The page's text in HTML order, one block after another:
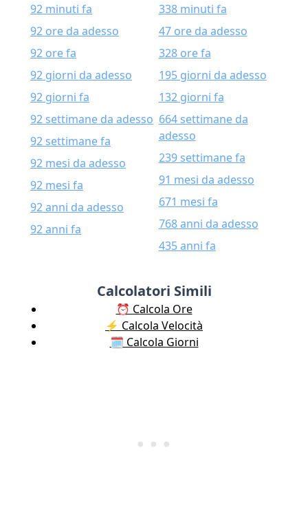
92 minuti fa
92 ore da adesso
92 ore fa
92 giorni da adesso
92 giorni fa
92 settimane da adesso
92 settimane fa
92 mesi da adesso
92 mesi fa
92 anni da adesso
92 anni fa
338 minuti fa
47 ore da adesso
328 ore fa
195 giorni da adesso
132 giorni fa
664 settimane da
adesso
239 settimane fa
91 mesi da adesso
671 mesi fa
768 anni da adesso
435 anni fa
Calcolatori Simili
⏰ Calcola Ore
⚡️ Calcola Velocità
🗓️ Calcola Giorni